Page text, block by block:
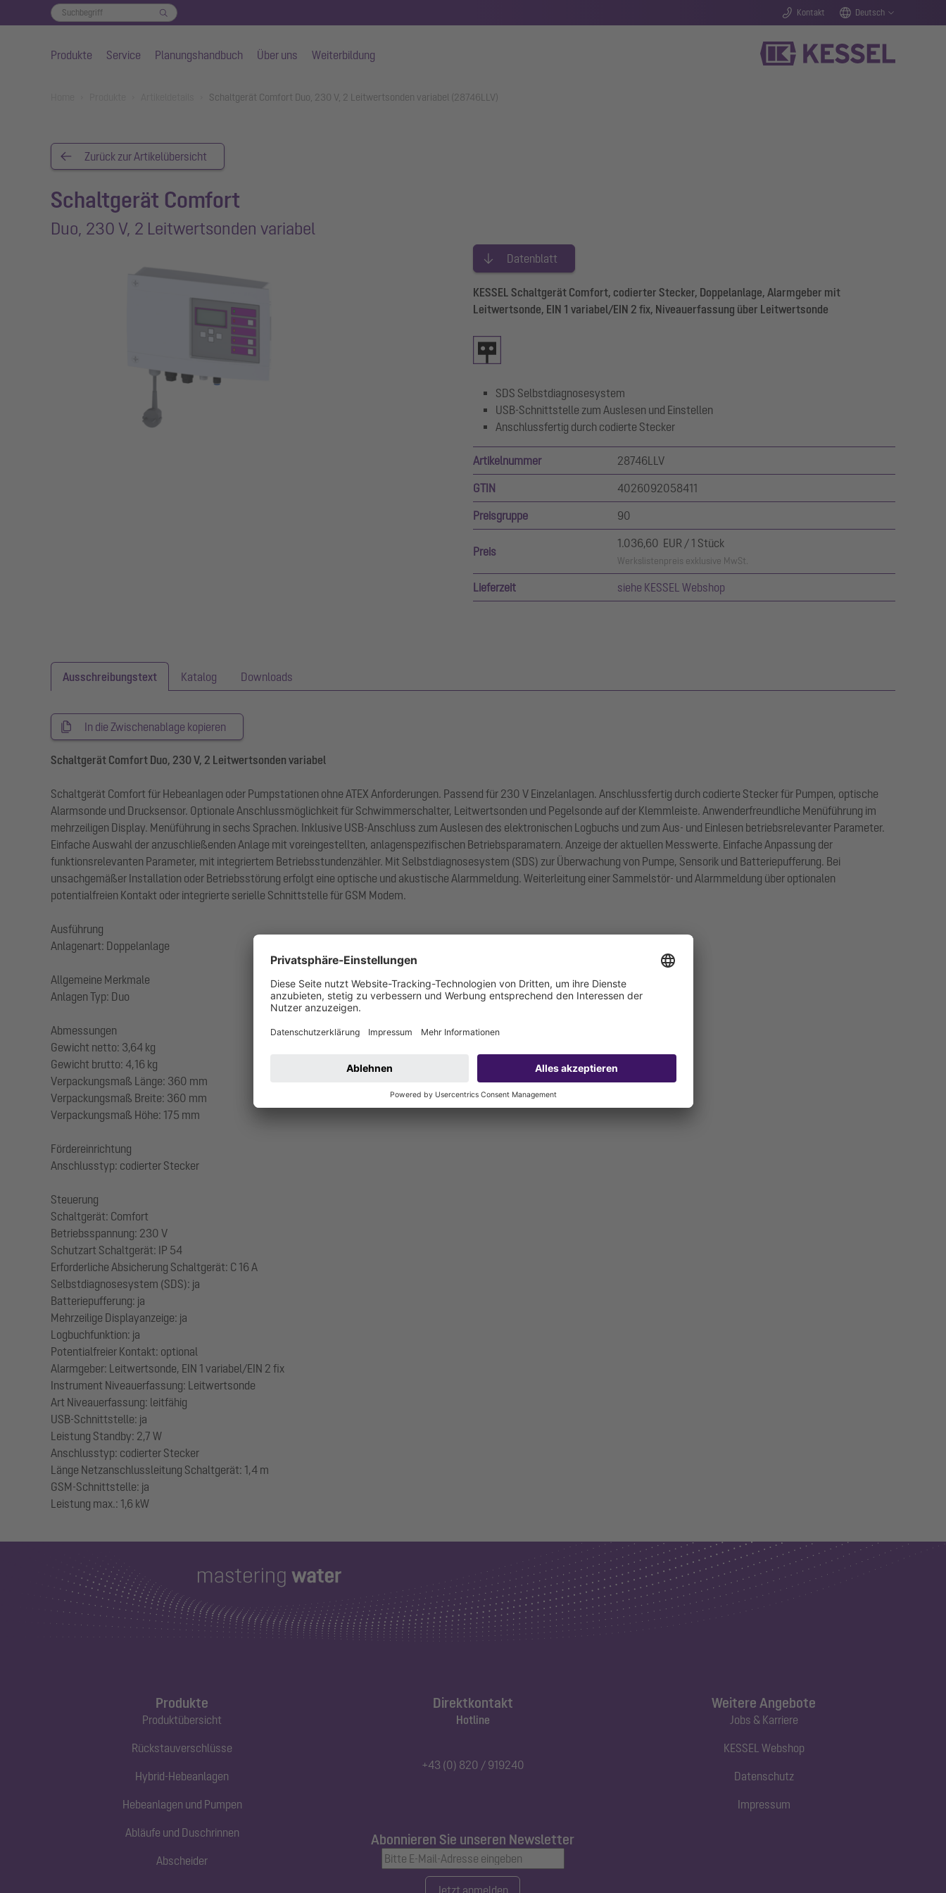
Kontakt Deutsch
Produkte Service Planungshandbuch Über uns Weiterbildung
Schaltgerät Comfort Duo, 230 V, 2 Leitwertsonden variabel (28746LLV)
Zurück zur Artikelübersicht
Schaltgerät Comfort
Duo, 230 V, 2 Leitwertsonden variabel
Datenblatt
KESSEL Schaltgerät Comfort, codierter Stecker, Doppelanlage, Alarmgeber mit
Leitwertsonde, EIN 1 variabel/EIN 2 fix, Niveauerfassung über Leitwertsonde
SDS Selbstdiagnosesystem
USB-Schnittstelle zum Auslesen und Einstellen
Anschlussfertig durch codierte Stecker
Artikelnummer 28746LLV
GTIN 4026092058411
Preisgruppe 90
Preis
1.036,60 EUR / 1 Stück
Werkslistenpreis exklusive MwSt.
Lieferzeit siehe KESSEL Webshop
Ausschreibungstext Katalog Downloads
In die Zwischenablage kopieren
Schaltgerät Comfort Duo, 230 V, 2 Leitwertsonden variabel
Schaltgerät Comfort für Hebeanlagen oder Pumpstationen ohne ATEX Anforderungen. Passend für 230 V Einzelanlagen. Anschlussfertig durch codierte Stecker für Pumpen, optische
Alarmsonde und Drucksensor. Optionale Anschlussmöglichkeit für Schwimmerschalter, Leitwertsonden und Pegelsonde auf der Klemmleiste. Anwenderfreundliche Menüführung im
mehrzeiligen Display. Menüführung in sechs Sprachen. Inklusive USB-Anschluss zum Auslesen des elektronischen Logbuchs und zum Aus- und Einlesen betriebsrelevanter Parameter.
Einfache Auswahl der anzuschließenden Anlage mit voreingestellten, anlagenspezifischen Betriebsparamatern. Anzeige der aktuellen Messwerte. Einfache Anpassung der
funktionsrelevanten Parameter, mit integriertem Betriebsstundenzähler. Mit Selbstdiagnosesystem (SDS) zur Überwachung von Pumpe, Sensorik und Batteriepufferung. Bei
unsachgemäßer Installation oder Betriebsstörung erfolgt eine optische und akustische Alarmmeldung. Weiterleitung einer Sammelstör- und Alarmmeldung über optionalen
potentialfreien Kontakt oder integrierte serielle Schnittstelle für GSM Modem.
Ausführung
Anlagenart: Doppelanlage
Allgemeine Merkmale
Anlagen Typ: Duo
Abmessungen
Gewicht netto: 3,64 kg
Gewicht brutto: 4,16 kg
Verpackungsmaß Länge: 360 mm
Verpackungsmaß Breite: 360 mm
Verpackungsmaß Höhe: 175 mm
Fördereinrichtung
Anschlusstyp: codierter Stecker
Steuerung
Schaltgerät: Comfort
Betriebsspannung: 230 V
Schutzart Schaltgerät: IP 54
Erforderliche Absicherung Schaltgerät: C 16 A
Selbstdiagnosesystem (SDS): ja
Batteriepufferung: ja
Mehrzeilige Displayanzeige: ja
Logbuchfunktion: ja
Potentialfreier Kontakt: optional
Alarmgeber: Leitwertsonde, EIN 1 variabel/EIN 2 fix
Instrument Niveauerfassung: Leitwertsonde
Art Niveauerfassung: leitfähig
USB-Schnittstelle: ja
Leistung Standby: 2,7 W
Anschlusstyp: codierter Stecker
Länge Netzanschlussleitung Schaltgerät: 1,4 m
GSM-Schnittstelle: ja
Produkte
Produktübersicht
Rückstauverschlüsse
Hybrid-Hebeanlagen
Hebeanlagen und Pumpen
Abläufe und Duschrinnen
Abscheider
Direktkontakt
Hotline
+43 (0) 820 / 919240
Abonnieren Sie unseren Newsletter
Jetzt anmelden
Weitere Angebote
Jobs & Karriere
KESSEL Webshop
Datenschutz
Impressum